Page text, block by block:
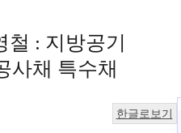
: 지방공기
사채 특수채
한글로보기